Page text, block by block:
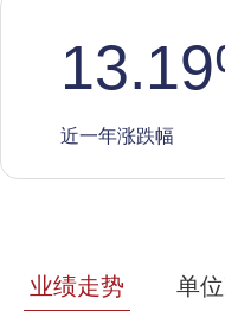
13.19
近一年涨跌幅
业绩走势 单